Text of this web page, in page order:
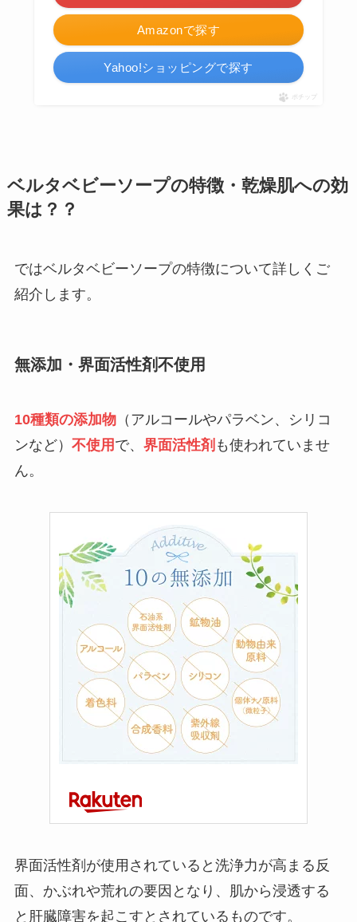
Amazonで探す
Yahoo!ショッピングで探す
ポチップ
ベルタベビーソープの特徴・乾燥肌への効
果は？？
ではベルタベビーソープの特徴について詳しくご
紹介します。
無添加・界面活性剤不使用
10種類の添加物（アルコールやパラベン、シリコ
ンなど） 不使用 で、 界面活性剤 も使われていませ
ん。
界面活性剤が使用されていると洗浄力が高まる反
面、かぶれや荒れの要因となり、肌から浸透する
と肝臓障害を起こすとされているものです。